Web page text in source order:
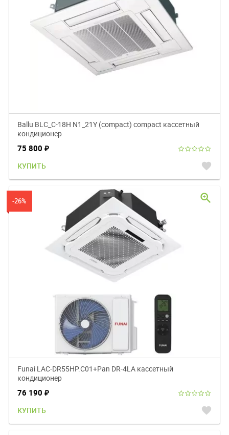
Ballu BLC_C-18H N1_21Y (compact) compact кассетный
кондиционер
75 800 ₽
КУПИТЬ favorite
-26%
Funai LAC-DR55HP.C01+Pan DR-4LA кассетный
кондиционер
76 190 ₽
КУПИТЬ favorite
zoom_in